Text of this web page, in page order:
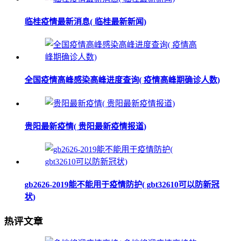
临桂疫情最新消息( 临桂最新新闻)
全国疫情高峰感染高峰进度查询( 疫情高峰期确诊人数)
贵阳最新疫情( 贵阳最新疫情报道)
gb2626-2019能不能用于疫情防护( gbt32610可以防新冠
状)
热评文章